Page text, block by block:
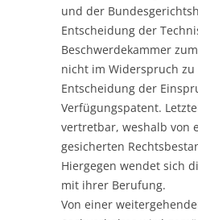
und der
Entscheidung der
Beschwerdekammer
nicht im Widerspruch
Entscheidung der
Verfügungspatent.
vertretbar, weshalb von
gesicherten
Hiergegen wendet sich
mit ihrer Berufung.
Von einer